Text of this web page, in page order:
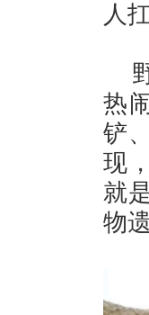
人
热
铲
现
就
物